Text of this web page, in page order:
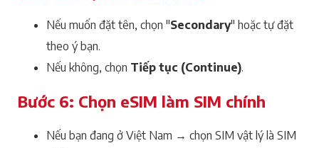
Nếu muốn đặt tên, chọn "Secondary" hoặc tự đặt
theo ý bạn.
Nếu không, chọn Tiếp tục (Continue).
Bước 6: Chọn eSIM làm SIM chính
Nếu bạn đang ở Việt Nam → chọn SIM vật lý là SIM